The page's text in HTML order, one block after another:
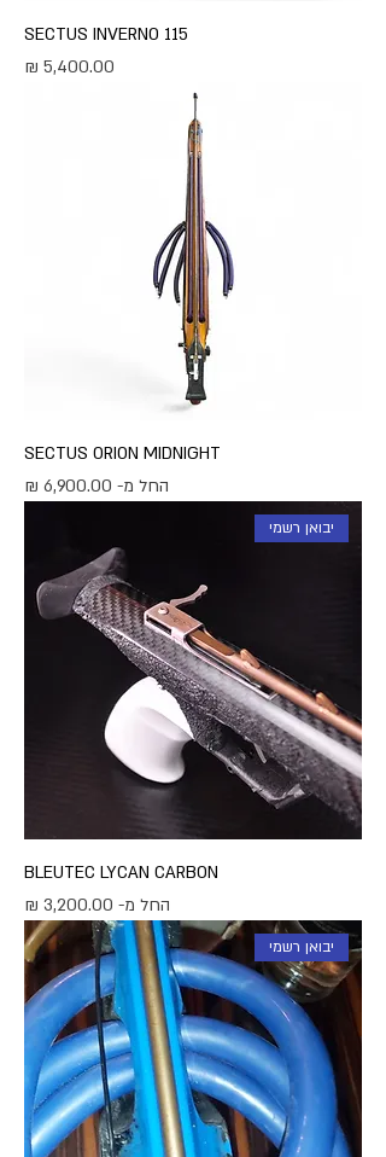
SECTUS INVERNO 115
מחיר
SECTUS ORION MIDNIGHT
החל מ-
מחיר מבצע
יבואן רשמי
BLEUTEC LYCAN CARBON
החל מ-
מחיר מבצע
יבואן רשמי